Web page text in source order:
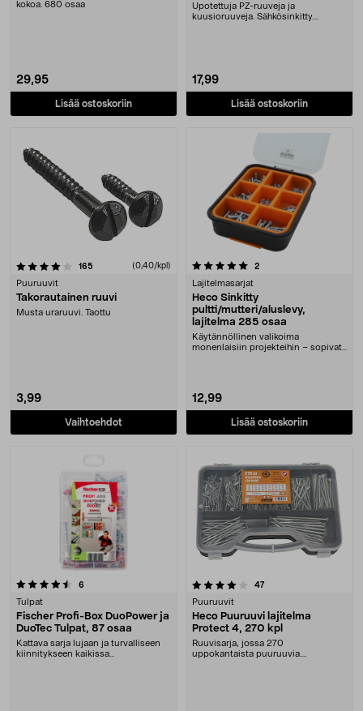
kokoa. 680 osaa
29,95
Lisää ostoskoriin
Upotettuja PZ-ruuveja ja
kuusioruuveja. Sähkösinkitty.
17,99
Lisää ostoskoriin
165 (0,40/kpl)
Puuruuvit
Takorautainen ruuvi
Musta uraruuvi. Taottu
3,99
Vaihtoehdot
5.0 viidestä tähdestä 2arvostelut
Lajitelmasarjat
Heco Sinkitty
pultti/mutteri/aluslevy,
lajitelma 285 osaa
Käytännöllinen valikoima
monenlaisiin projekteihin – sopivat
12,99
Lisää ostoskoriin
6
Tulpat
Fischer Profi-Box DuoPower ja
DuoTec Tulpat, 87 osaa
Kattava sarja lujaan ja turvalliseen
kiinnitykseen kaikissa
4.0 viidestä tähdestä 47arvostelut
Puuruuvit
Heco Puuruuvi lajitelma
Protect 4, 270 kpl
Ruuvisarja, jossa 270
uppokantaista puuruuvia.